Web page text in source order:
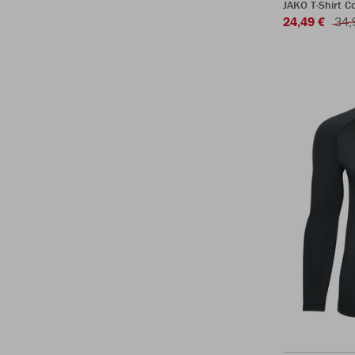
JAKO T-Shirt
24,49 €